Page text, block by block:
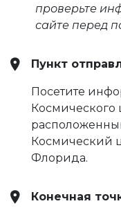
проверьте
сайте перед
Пункт
Посетите
Космический
Флорида.
Конечная